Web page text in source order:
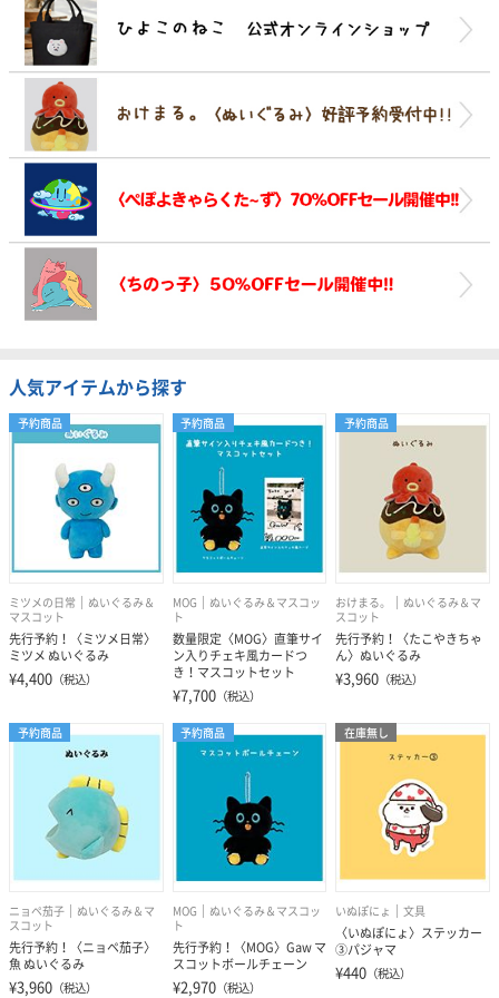
人気アイテムから探す
予約商品
ミツメの日常
ぬいぐるみ＆
マスコット
先行予約！〈ミツメ日常〉
ミツメ ぬいぐるみ
¥4,400 （税込）
予約商品
MOG
ぬいぐるみ＆マスコッ
ト
数量限定〈MOG〉直筆サイ
ン入りチェキ風カードつ
き！マスコットセット
¥7,700（税込）
予約商品
おけまる。
ぬいぐるみ＆マ
スコット
先行予約！〈たこやきちゃ
ん〉ぬいぐるみ
¥3,960 （税込）
予約商品
ニョペ茄子
ぬいぐるみ＆マ
スコット
先行予約！〈ニョペ茄子〉
魚 ぬいぐるみ
¥3,960 （税込）
予約商品
MOG
ぬいぐるみ＆マスコッ
ト
先行予約！〈MOG〉Gaw マ
スコットボールチェーン
¥2,970（税込）
在庫無し
いぬぽにょ 文具
〈いぬぽにょ〉ステッカー
③パジャマ
¥440 （税込）